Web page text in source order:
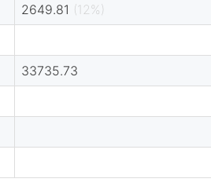
2649.81 (12%)
33735.73